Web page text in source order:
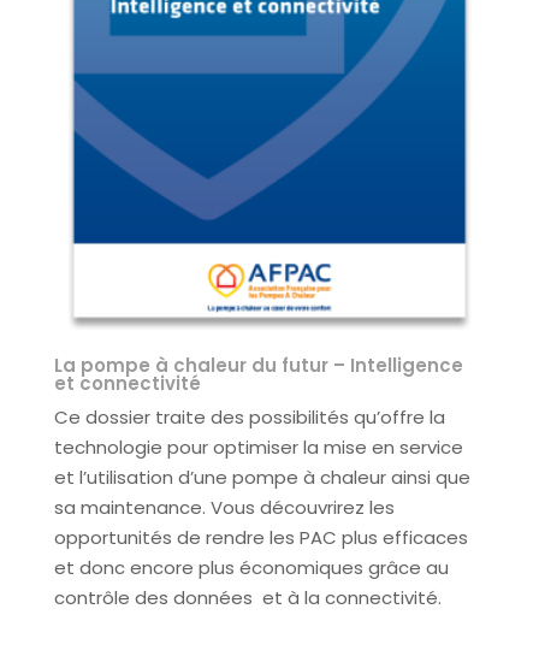
La pompe à chaleur du futur – Intelligence
et connectivité
Ce dossier traite des possibilités qu’offre la
technologie pour optimiser la mise en service
et l’utilisation d’une pompe à chaleur ainsi que
sa maintenance. Vous découvrirez les
opportunités de rendre les PAC plus efficaces
et donc encore plus économiques grâce au
contrôle des données et à la connectivité.